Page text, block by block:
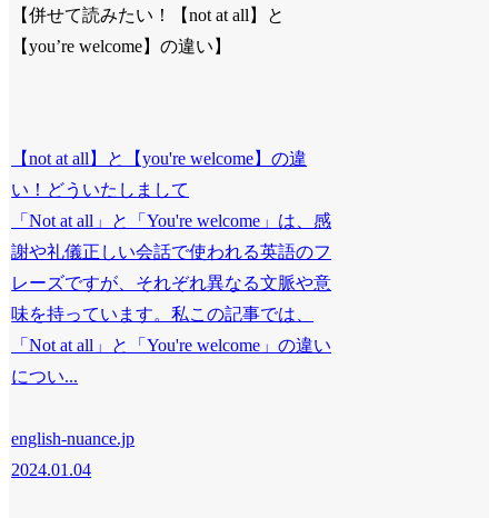
【併せて読みたい！【not at all】と
【you’re welcome】の違い】
【not at all】と【you're welcome】の違
い！どういたしまして
「Not at all」と「You're welcome」は、感
謝や礼儀正しい会話で使われる英語のフ
レーズですが、それぞれ異なる文脈や意
味を持っています。私この記事では、
「Not at all」と「You're welcome」の違い
につい...
english-nuance.jp
2024.01.04